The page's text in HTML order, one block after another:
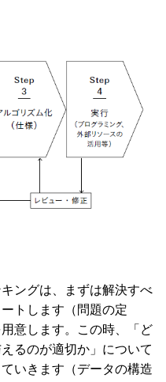
ングは、まずは解決すべ
トします（問題の定
意します。この時、「ど
るのが適切か」について
いきます（データの構造